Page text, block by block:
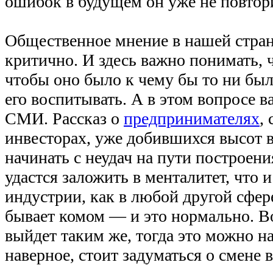
Общественное мнение в нашей
критично. И здесь важно понимать,
чтобы оно было к чему бы то ни
его воспитывать. А в этом вопросе
СМИ. Рассказ о предпринимателях,
инвесторах, уже добившихся высот
начинать с неудач на пути
удастся заложить в менталитет, что
индустрии, как в любой другой
бывает комом — и это нормально.
выйдет таким же, тогда это можно
наверное, стоит задуматься о смене